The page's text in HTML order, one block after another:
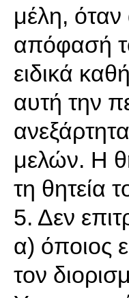
μέλη,
απόφασή
ειδικά
αυτή την
μελών. Η
τη θητεία
5. Δεν
α) όποιος
τον